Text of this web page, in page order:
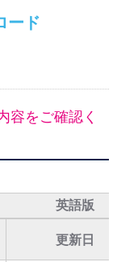
ード
容をご確認く
英語版
更新日